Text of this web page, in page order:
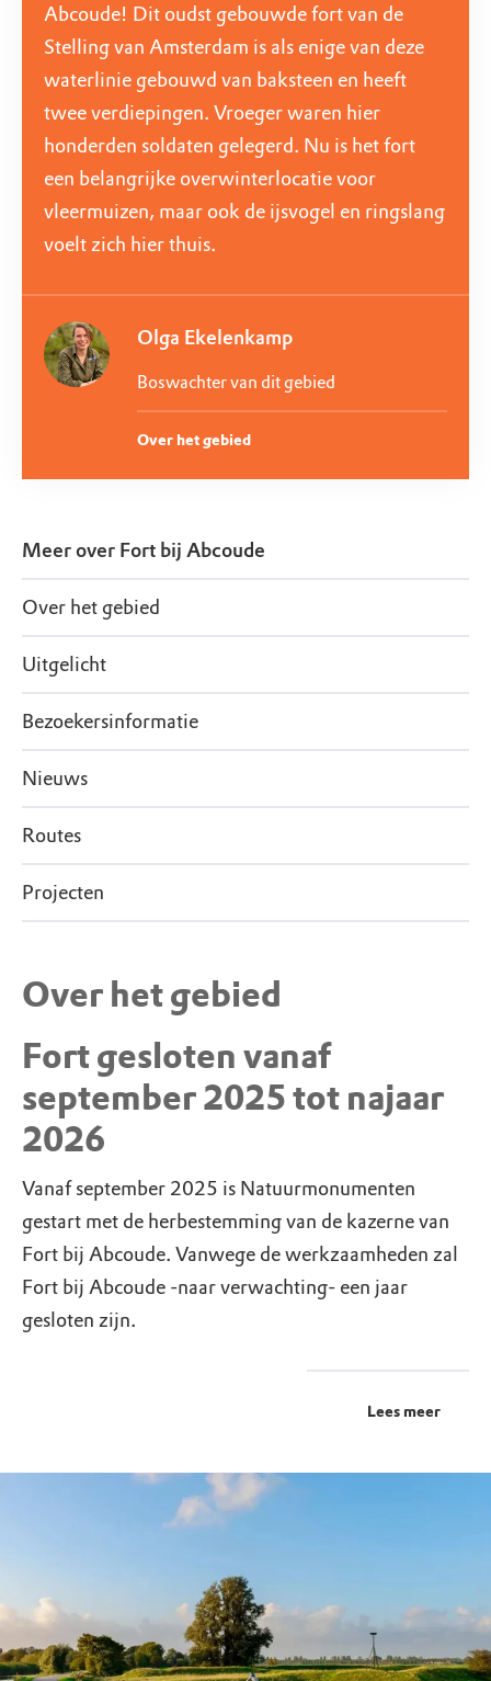
Abcoude! Dit oudst gebouwde fort van de
Stelling van Amsterdam is als enige van deze
waterlinie gebouwd van baksteen en heeft
twee verdiepingen. Vroeger waren hier
honderden soldaten gelegerd. Nu is het fort
een belangrijke overwinterlocatie voor
vleermuizen, maar ook de ijsvogel en ringslang
voelt zich hier thuis.
Olga Ekelenkamp
Boswachter van dit gebied
Over het gebied
Meer over Fort bij Abcoude
Over het gebied
Uitgelicht
Bezoekersinformatie
Nieuws
Routes
Projecten
Over het gebied
Fort gesloten vanaf
september 2025 tot najaar
2026
Vanaf september 2025 is Natuurmonumenten
gestart met de herbestemming van de kazerne van
Fort bij Abcoude. Vanwege de werkzaamheden zal
Fort bij Abcoude -naar verwachting- een jaar
gesloten zijn.
Lees meer